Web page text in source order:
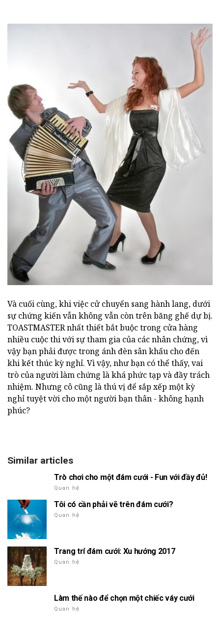
Và cuối cùng, khi việc cử chuyển sang hành lang, dưới
sự chứng kiến vẫn không vẫn còn trên băng ghế dự bị.
TOASTMASTER nhất thiết bắt buộc trong cửa hàng
nhiều cuộc thi với sự tham gia của các nhân chứng, vì
vậy bạn phải được trong ánh đèn sân khấu cho đến
khi kết thúc kỳ nghỉ. Vì vậy, như bạn có thể thấy, vai
trò của người làm chứng là khá phức tạp và đầy trách
nhiệm. Nhưng cô cũng là thú vị để sắp xếp một kỳ
nghỉ tuyệt vời cho một người bạn thân - không hạnh
phúc?
Similar articles
Trò chơi cho một đám cưới - Fun với đầy đủ!
Quan hệ
Tôi có cần phải vẽ trên đám cưới?
Quan hệ
Trang trí đám cưới: Xu hướng 2017
Quan hệ
Làm thế nào để chọn một chiếc váy cưới
Quan hệ